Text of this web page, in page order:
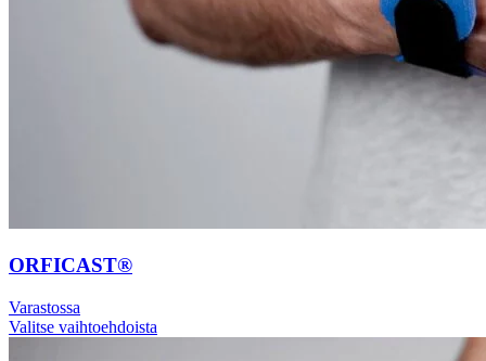
ORFICAST®
Varastossa
Valitse vaihtoehdoista